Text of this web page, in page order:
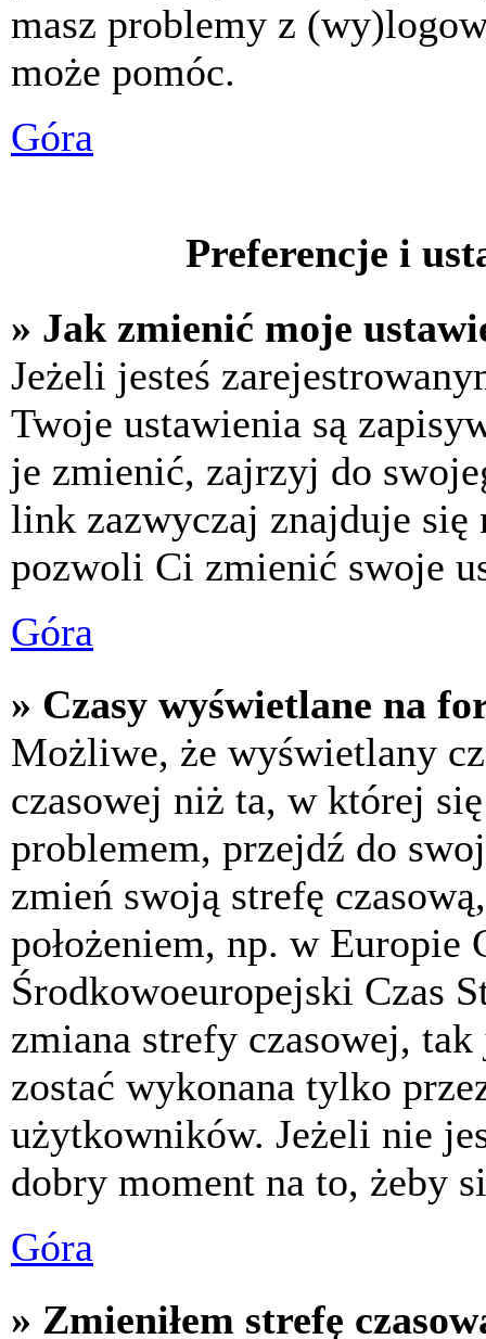
masz problemy z
może pomóc.
Góra
Preferencje i
» Jak zmienić moje
Jeżeli jesteś
Twoje ustawienia są
je zmienić, zajrzyj do
link zazwyczaj znajduje się
pozwoli Ci zmienić swoje
Góra
» Czasy wyświetlane na
Możliwe, że wyświetlany
czasowej niż ta, w której
problemem, przejdź do
zmień swoją strefę
położeniem, np. w Europie
Środkowoeuropejski Czas
zmiana strefy czasowej,
zostać wykonana tylko
użytkowników. Jeżeli nie
dobry moment na to, żeby
Góra
» Zmieniłem strefę